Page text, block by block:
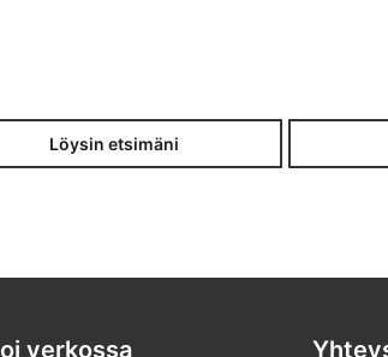
Löysin etsimäni
verkossa